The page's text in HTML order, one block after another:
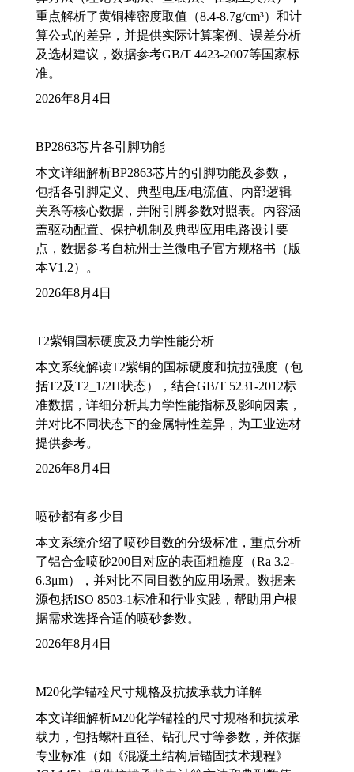
重点解析了黄铜棒密度取值（8.4-8.7g/cm³）和计
算公式的差异，并提供实际计算案例、误差分析
及选材建议，数据参考GB/T 4423-2007等国家标
准。
2026年8月4日
BP2863芯片各引脚功能
本文详细解析BP2863芯片的引脚功能及参数，
包括各引脚定义、典型电压/电流值、内部逻辑
关系等核心数据，并附引脚参数对照表。内容涵
盖驱动配置、保护机制及典型应用电路设计要
点，数据参考自杭州士兰微电子官方规格书（版
本V1.2）。
2026年8月4日
T2紫铜国标硬度及力学性能分析
本文系统解读T2紫铜的国标硬度和抗拉强度（包
括T2及T2_1/2H状态），结合GB/T 5231-2012标
准数据，详细分析其力学性能指标及影响因素，
并对比不同状态下的金属特性差异，为工业选材
提供参考。
2026年8月4日
喷砂都有多少目
本文系统介绍了喷砂目数的分级标准，重点分析
了铝合金喷砂200目对应的表面粗糙度（Ra 3.2-
6.3μm），并对比不同目数的应用场景。数据来
源包括ISO 8503-1标准和行业实践，帮助用户根
据需求选择合适的喷砂参数。
2026年8月4日
M20化学锚栓尺寸规格及抗拔承载力详解
本文详细解析M20化学锚栓的尺寸规格和抗拔承
载力，包括螺杆直径、钻孔尺寸等参数，并依据
专业标准（如《混凝土结构后锚固技术规程》